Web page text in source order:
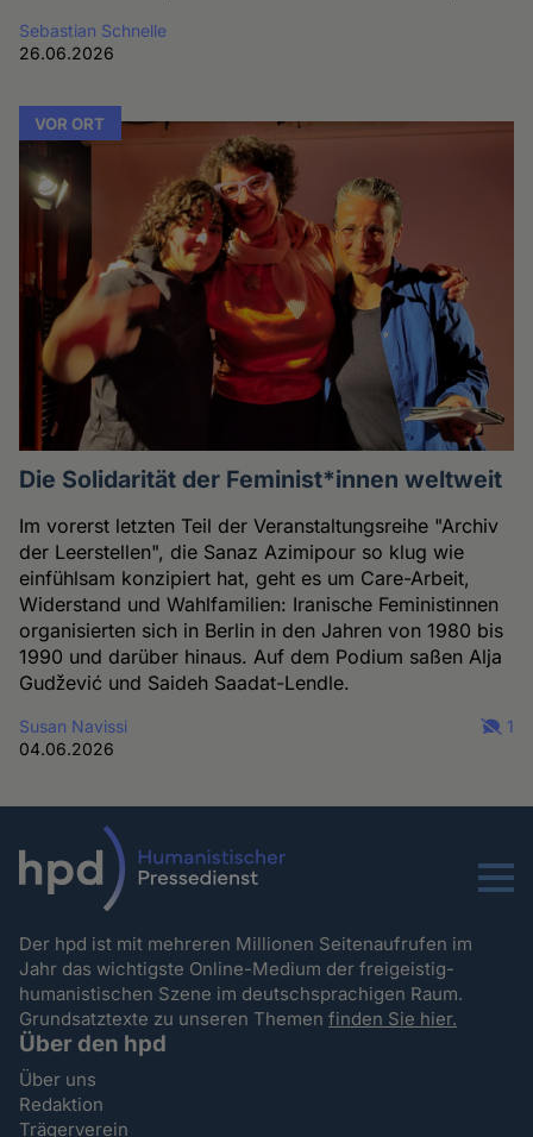
Sebastian Schnelle
26.06.2026
VOR ORT
Die Solidarität der Feminist*innen weltweit
Im vorerst letzten Teil der Veranstaltungsreihe "Archiv
der Leerstellen", die Sanaz Azimipour so klug wie
einfühlsam konzipiert hat, geht es um Care-Arbeit,
Widerstand und Wahlfamilien: Iranische Feministinnen
organisierten sich in Berlin in den Jahren von 1980 bis
1990 und darüber hinaus. Auf dem Podium saßen Alja
Gudžević und Saideh Saadat-Lendle.
Susan Navissi
04.06.2026
1
Menu
Der hpd ist mit mehreren Millionen Seitenaufrufen im
Jahr das wichtigste Online-Medium der freigeistig-
humanistischen Szene im deutschsprachigen Raum.
Grundsatztexte zu unseren Themenfinden Sie hier.
Über den hpd
Über uns
Redaktion
Trägerverein